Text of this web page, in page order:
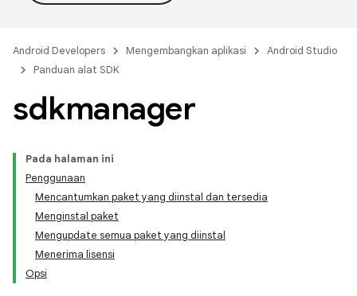
Android Developers Mengembangkan aplikasi
Android Studio
Panduan alat SDK
sdkmanager
Pada halaman ini
Penggunaan
Mencantumkan paket yang diinstal dan tersedia
Menginstal paket
Mengupdate semua paket yang diinstal
Menerima lisensi
Opsi